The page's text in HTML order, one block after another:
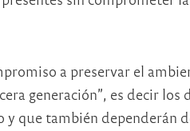
a preservar el
generación”, es decir los
y que también dependerán